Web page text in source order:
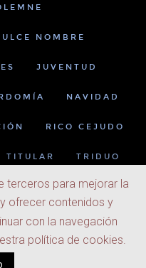
NOMBRE
JUVENTUD
NAVIDAD
RICO CEJUDO
TITULAR TRIDUO
terceros para mejorar la
ofrecer contenidos y
con la navegación
política de cookies.